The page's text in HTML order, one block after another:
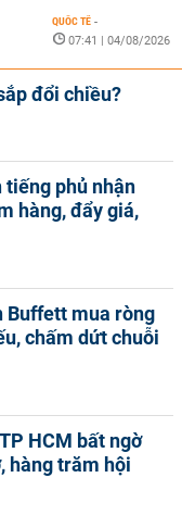
QUỐC TẾ -
07:41 | 04/08/2026
đổi chiều?
tiếng phủ nhận
hàng, đẩy giá,
Buffett mua ròng
chấm dứt chuỗi
HCM bất ngờ
hàng trăm hội